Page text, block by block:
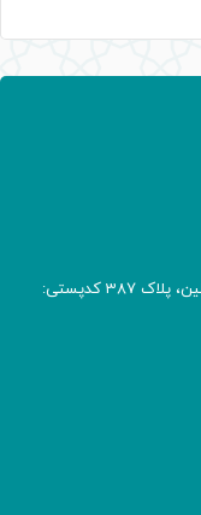
آدرس: پسـتی تهران، خیابان طالقانی، میدان فلسطین، پلاک 387 کدپستی: